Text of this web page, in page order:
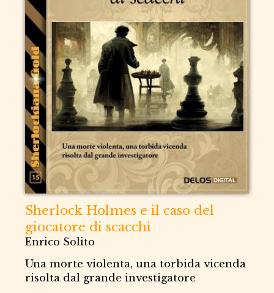
Sherlock Holmes e il caso del
giocatore di scacchi
Enrico Solito
Una morte violenta, una torbida vicenda
risolta dal grande investigatore